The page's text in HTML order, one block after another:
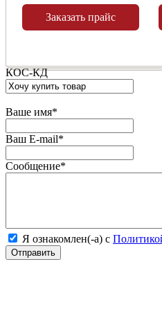
Заказать прайс
КОС-КД
Ваше имя*
Ваш E-mail*
Сообщение*
Я ознакомлен(-а) с